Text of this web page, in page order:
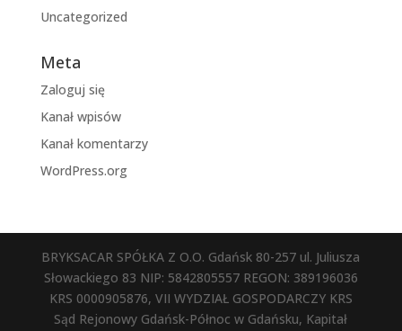
Uncategorized
Meta
Zaloguj się
Kanał wpisów
Kanał komentarzy
WordPress.org
BRYKSACAR SPÓŁKA Z O.O. Gdańsk 80-257 ul. Juliusza
Słowackiego 83 NIP: 5842805557 REGON: 389196036
KRS 0000905876, VII WYDZIAŁ GOSPODARCZY KRS
Sąd Rejonowy Gdańsk-Północ w Gdańsku, Kapitał